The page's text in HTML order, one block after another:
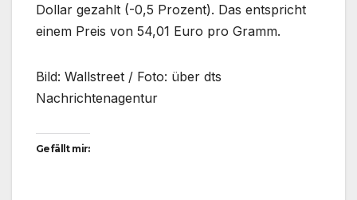
Dollar gezahlt (-0,5 Prozent). Das entspricht
einem Preis von 54,01 Euro pro Gramm.
Bild: Wallstreet / Foto: über dts
Nachrichtenagentur
Gefällt mir: